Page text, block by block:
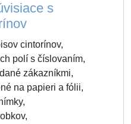
s
cintorínov,
polí s číslovaním,
zákazníkmi,
na papieri a fólii,